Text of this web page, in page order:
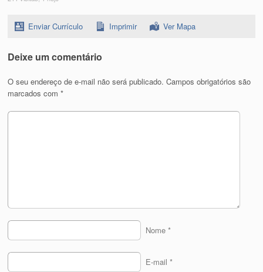
Enviar Currículo Imprimir Ver Mapa
Deixe um comentário
O seu endereço de e-mail não será publicado. Campos obrigatórios são
marcados com*
Nome *
E-mail *